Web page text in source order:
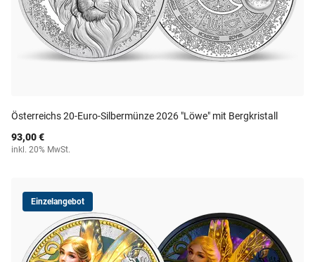
Österreichs 20-Euro-Silbermünze 2026 "Löwe" mit Bergkristall
93,00 €
inkl. 20% MwSt.
Einzelangebot